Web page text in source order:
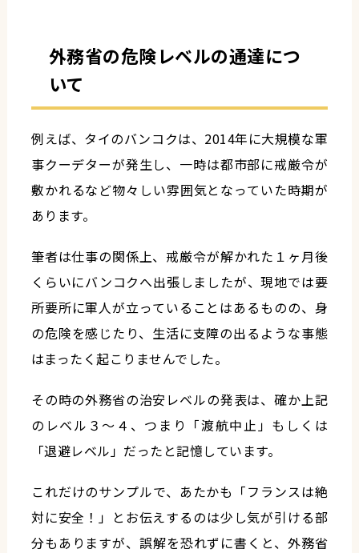
外務省の危険レベルの通達につ
いて
例えば、タイのバンコクは、2014年に大規模な軍
事クーデターが発生し、一時は都市部に戒厳令が
敷かれるなど物々しい雰囲気となっていた時期が
あります。
筆者は仕事の関係上、戒厳令が解かれた１ヶ月後
くらいにバンコクへ出張しましたが、現地では要
所要所に軍人が立っていることはあるものの、身
の危険を感じたり、生活に支障の出るような事態
はまったく起こりませんでした。
その時の外務省の治安レベルの発表は、確か上記
のレベル３〜４、つまり「渡航中止」もしくは
「退避レベル」だったと記憶しています。
これだけのサンプルで、あたかも「フランスは絶
対に安全！」とお伝えするのは少し気が引ける部
分もありますが、誤解を恐れずに書くと、外務省